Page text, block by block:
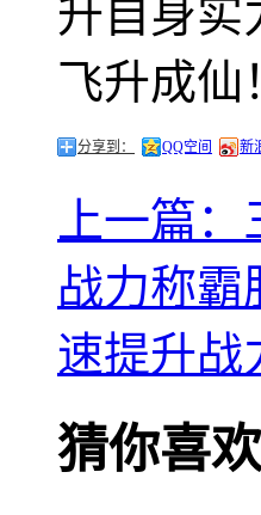
升自身实
飞升成仙
分享到： QQ空间 新
上一篇
战力称霸
速提升战
猜你喜欢